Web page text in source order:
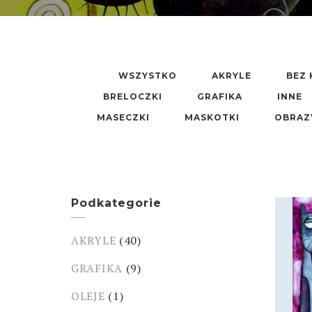
WSZYSTKO AKRYLE
BEZ
BRELOCZKI
GRAFIKA
INNE
MASECZKI
MASKOTKI
Podkategorie
AKRYLE (40)
GRAFIKA (9)
OLEJE (1)